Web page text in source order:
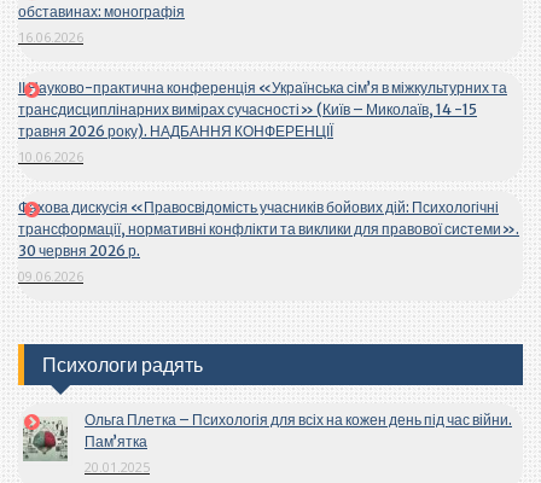
обставинах: монографія
16.06.2026
ІІ Науково-практична конференція «Українська сім’я в міжкультурних та
трансдисциплінарних вимірах сучасності» (Київ – Миколаїв, 14 -15
травня 2026 року). НАДБАННЯ КОНФЕРЕНЦІЇ
10.06.2026
Фахова дискусія «Правосвідомість учасників бойових дій: Психологічні
трансформації, нормативні конфлікти та виклики для правової системи».
30 червня 2026 р.
09.06.2026
Психологи радять
Ольга Плетка – Психологія для всіх на кожен день під час війни.
Пам’ятка
20.01.2025